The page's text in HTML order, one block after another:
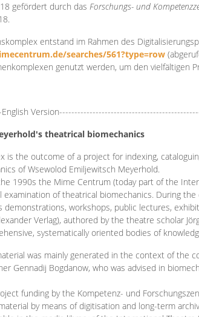
gefördert durch das Forschungs- und
entstand im Rahmen des
searches/561?type=row
genutzt werden, um den vielfältigen
theatrical biomechanics
is the outcome of a project for indexing,
of Wsewolod Emiljewitsch Meyerhold.
1990s the Mime Centrum (today part of the
examination of theatrical biomechanics. During
demonstrations, workshops, public lectures,
Verlag), authored by the theatre scholar
systematically oriented bodies of
was mainly generated in the context of the
Gennadij Bogdanow, who was advised in
funding by the Kompetenz- und
by means of digitisation and long-term